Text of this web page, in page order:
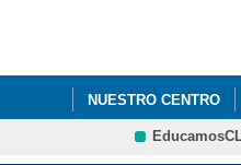
NUESTRO CENTRO
DÍA